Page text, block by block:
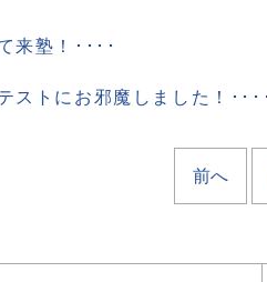
来塾！････
ストにお邪魔しました！･･･
前へ